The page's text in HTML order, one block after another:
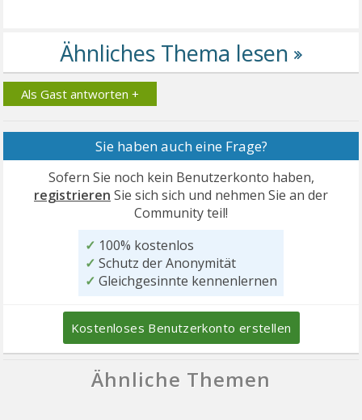
Als Gast antworten +
Sie haben auch eine Frage?
Sofern Sie noch kein Benutzerkonto haben,
registrieren Sie sich sich und nehmen Sie an der
Community teil!
✓ 100% kostenlos
✓ Schutz der Anonymität
✓ Gleichgesinnte kennenlernen
Kostenloses Benutzerkonto erstellen
Ähnliche Themen